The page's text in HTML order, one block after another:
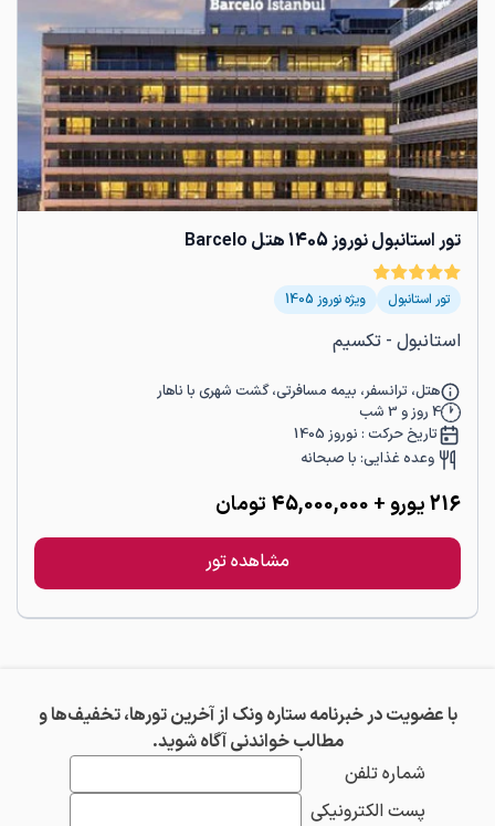
تور استانبول نوروز 1405 هتل Barcelo
تور استانبول ویژه نوروز 1405
استانبول - تکسیم
هتل، ترانسفر، بیمه مسافرتی، گشت شهری با ناهار
4 روز و 3 شب
تاریخ حرکت : نوروز 1405
وعده غذایی: با صبحانه
216یورو + 45,000,000 تومان
مشاهده تور
با عضویت در خبرنامه ستاره ونک از آخرین تورها، تخفیف‌ها و
مطالب خواندنی آگاه شوید.
شماره تلفن
پست الکترونیکی